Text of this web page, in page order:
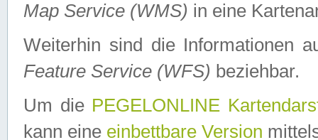
Map Service (WMS) in eine
Weiterhin sind die Informationen
Feature Service (WFS) beziehbar.
Um die PEGELONLINE
kann eine einbettbare Version